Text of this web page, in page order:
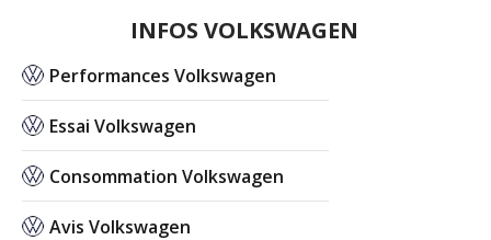
INFOS VOLKSWAGEN
Performances Volkswagen
Essai Volkswagen
Consommation Volkswagen
Avis Volkswagen